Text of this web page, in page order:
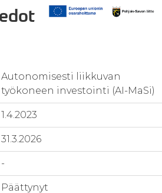
Autonomisesti liikkuvan
työkoneen investointi (AI-MaSi)
1.4.2023
31.3.2026
-
Päättynyt